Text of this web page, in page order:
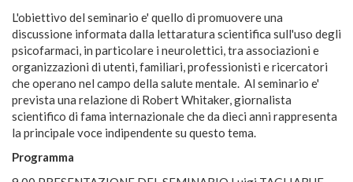
L'obiettivo del seminario e' quello di promuovere una
discussione informata dalla lettaratura scientifica sull'uso degli
psicofarmaci, in particolare i neurolettici, tra associazioni e
organizzazioni di utenti, familiari, professionisti e ricercatori
che operano nel campo della salute mentale. Al seminario e'
prevista una relazione di Robert Whitaker, giornalista
scientifico di fama internazionale che da dieci anni rappresenta
la principale voce indipendente su questo tema.
Programma